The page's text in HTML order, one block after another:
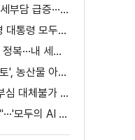
40억 이상 초고가 주택 세부담 급증···실수요자 보호 강화
제34회 국무회의 이재명 대통령 모두발언
부동산 세제개편안 완전 정복···내 세금 어떻게 달라지나? [K-정책 사용법]
식약처, "'스테비아 토마토', 농산물 아닌 가공식품"
나라의 평화, 국민의 자부심 대체불가 대한민국 이재명 대통령 모두말씀
"AI 혜택, 모두가 누려야"···'모두의 AI 성장사다리' 출범